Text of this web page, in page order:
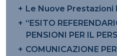
Le Nuove Prestazioni
“ESITO
PENSIONI PER IL
COMUNICAZIONE